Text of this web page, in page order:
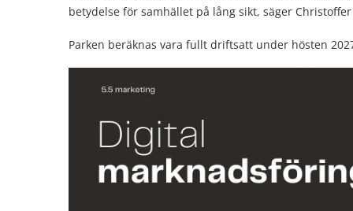
betydelse för samhället på lång sikt, säger
Parken beräknas vara fullt driftsatt under hösten